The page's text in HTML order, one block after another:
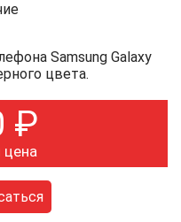
Samsung Galaxy
цвета.
₽
цена